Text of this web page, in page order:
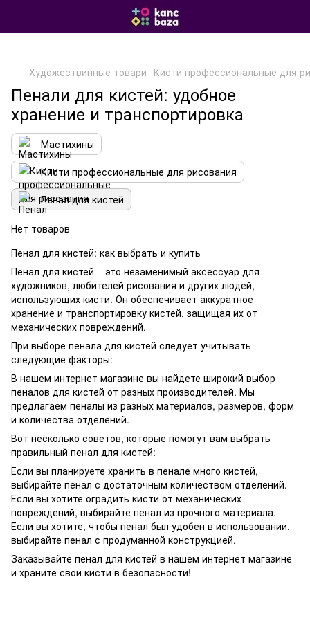
Художествинные товари Кисти профессиональные для
Пенали для кистей: удобное
хранение и транспортировка
Мастихины
Кисти профессиональные для рисования
Пенал для кистей
Нет товаров
Пенал для кистей: как выбрать и купить
Пенал для кистей – это незаменимый аксессуар для
художников, любителей рисования и других людей,
использующих кисти. Он обеспечивает аккуратное
хранение и транспортировку кистей, защищая их от
механических повреждений.
При выборе пенала для кистей следует учитывать
следующие факторы:
В нашем интернет магазине вы найдете широкий выбор
пеналов для кистей от разных производителей. Мы
предлагаем пеналы из разных материалов, размеров, форм
и количества отделений.
Вот несколько советов, которые помогут вам выбрать
правильный пенал для кистей:
Если вы планируете хранить в пенале много кистей,
выбирайте пенал с достаточным количеством отделений.
Если вы хотите оградить кисти от механических
повреждений, выбирайте пенал из прочного материала.
Если вы хотите, чтобы пенал был удобен в использовании,
выбирайте пенал с продуманной конструкцией.
Заказывайте пенал для кистей в нашем интернет магазине
и храните свои кисти в безопасности!